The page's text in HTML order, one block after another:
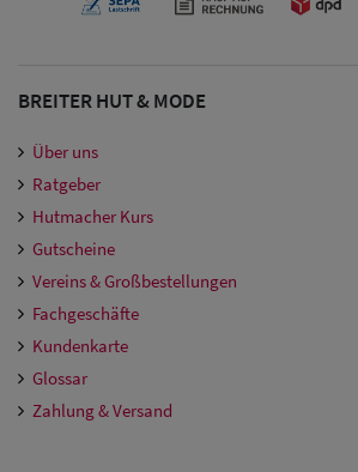
BREITER HUT & MODE
Über uns
Ratgeber
Hutmacher Kurs
Gutscheine
Vereins & Großbestellungen
Fachgeschäfte
Kundenkarte
Glossar
Zahlung & Versand